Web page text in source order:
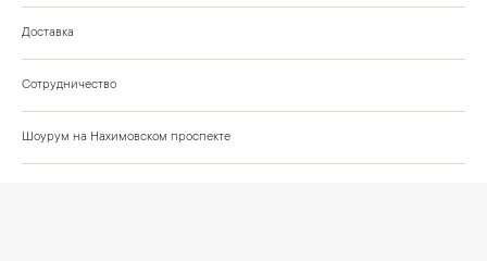
Доставка
Сотрудничество
Шоурум на Нахимовском проспекте